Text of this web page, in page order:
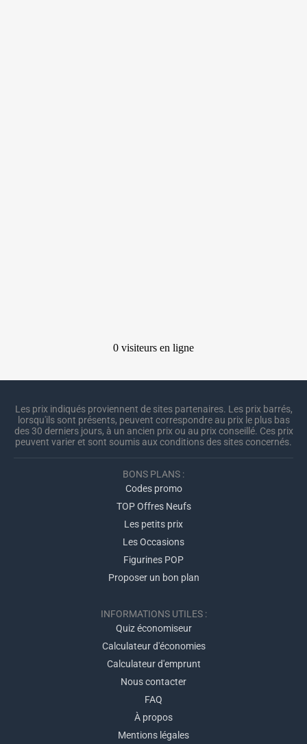
Les prix indiqués proviennent de sites partenaires. Les prix barrés,
lorsqu'ils sont présents, peuvent correspondre au prix le plus bas
des 30 derniers jours, à un ancien prix ou au prix conseillé. Ces prix
peuvent varier et sont soumis aux conditions des sites concernés.
BONS PLANS :
Codes promo
TOP Offres Neufs
Les petits prix
Les Occasions
Figurines POP
Proposer un bon plan
INFORMATIONS UTILES :
Quiz économiseur
Calculateur d'économies
Calculateur d'emprunt
Nous contacter
FAQ
À propos
Mentions légales